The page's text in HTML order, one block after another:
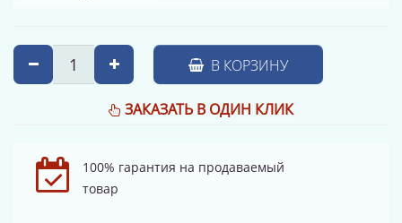
В КОРЗИНУ
ЗАКАЗАТЬ В ОДИН КЛИК
100% гарантия на продаваемый
товар